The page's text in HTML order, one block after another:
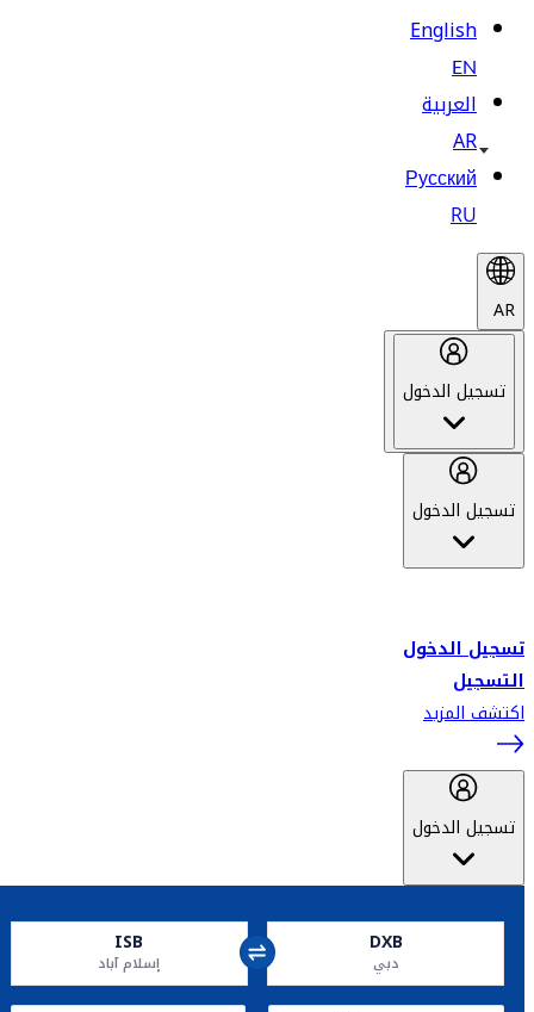
English
EN
العربية
AR
Русский
RU
AR
تسجيل الدخول
تسجيل الدخول
تسجيل الدخول
التسجيل
اكتشف المزيد
تسجيل الدخول
DXB
دبي
ISB
إسلام آباد